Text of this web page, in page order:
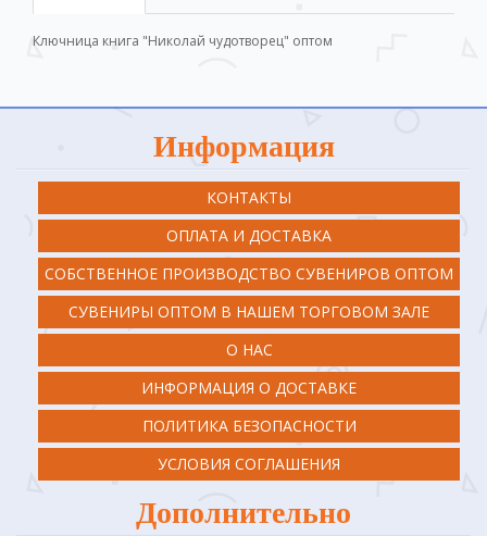
Ключница книга "Николай чудотворец" оптом
Информация
КОНТАКТЫ
ОПЛАТА И ДОСТАВКА
СОБСТВЕННОЕ ПРОИЗВОДСТВО СУВЕНИРОВ ОПТОМ
СУВЕНИРЫ ОПТОМ В НАШЕМ ТОРГОВОМ ЗАЛЕ
О НАС
ИНФОРМАЦИЯ О ДОСТАВКЕ
ПОЛИТИКА БЕЗОПАСНОСТИ
УСЛОВИЯ СОГЛАШЕНИЯ
Дополнительно